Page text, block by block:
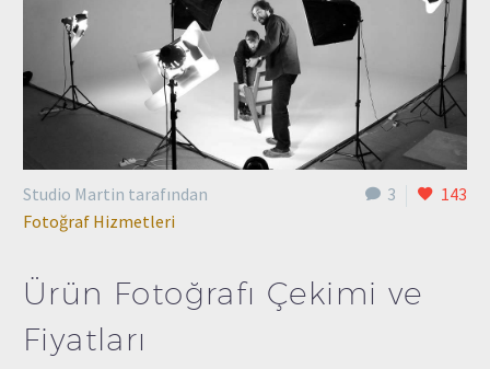
3 143
Studio Martin tarafından
Fotoğraf Hizmetleri
Ürün Fotoğrafı Çekimi ve
Fiyatları